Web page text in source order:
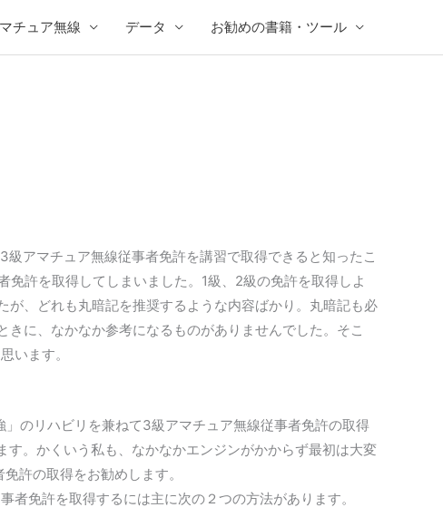
チュア無線 データ お勧めの書籍・ツール
アマチュア無線従事者免許を講習で取得できると知ったこ
許を取得してしまいました。1級、2級の免許を取得しよ
、どれも丸暗記を推奨するような内容ばかり。丸暗記も必
に、なかなか参考になるものがありませんでした。そこ
います。
のリハビリを兼ねて3級アマチュア無線従事者免許の取得
。かくいう私も、なかなかエンジンがかからず最初は大変
許の取得をお勧めします。
免許を取得するには主に次の２つの方法があります。